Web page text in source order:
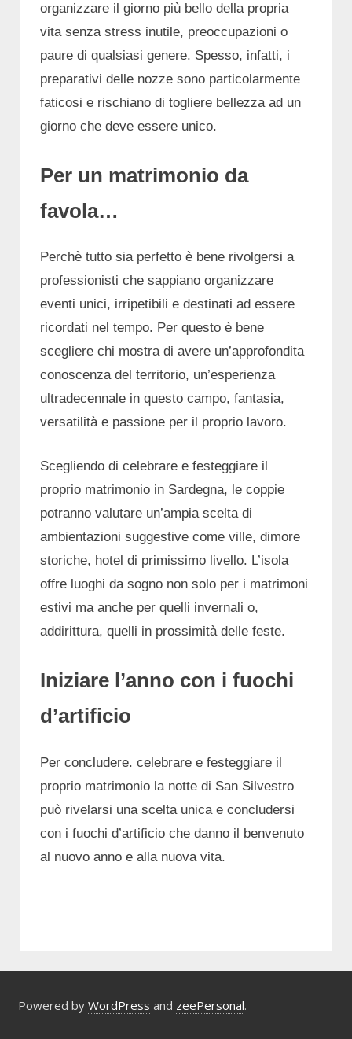
organizzare il giorno più bello della propria
vita senza stress inutile, preoccupazioni o
paure di qualsiasi genere. Spesso, infatti, i
preparativi delle nozze sono particolarmente
faticosi e rischiano di togliere bellezza ad un
giorno che deve essere unico.
Per un matrimonio da
favola…
Perchè tutto sia perfetto è bene rivolgersi a
professionisti che sappiano organizzare
eventi unici, irripetibili e destinati ad essere
ricordati nel tempo. Per questo è bene
scegliere chi mostra di avere un’approfondita
conoscenza del territorio, un’esperienza
ultradecennale in questo campo, fantasia,
versatilità e passione per il proprio lavoro.
Scegliendo di celebrare e festeggiare il
proprio matrimonio in Sardegna, le coppie
potranno valutare un’ampia scelta di
ambientazioni suggestive come ville, dimore
storiche, hotel di primissimo livello. L’isola
offre luoghi da sogno non solo per i matrimoni
estivi ma anche per quelli invernali o,
addirittura, quelli in prossimità delle feste.
Iniziare l’anno con i fuochi
d’artificio
Per concludere. celebrare e festeggiare il
proprio matrimonio la notte di San Silvestro
può rivelarsi una scelta unica e concludersi
con i fuochi d’artificio che danno il benvenuto
al nuovo anno e alla nuova vita.
Powered by WordPress and zeePersonal.